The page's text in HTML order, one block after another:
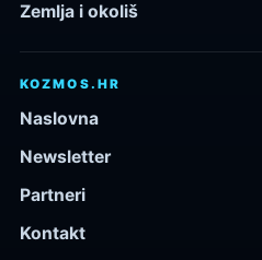
Zemlja i okoliš
KOZMOS.HR
Naslovna
Newsletter
Partneri
Kontakt